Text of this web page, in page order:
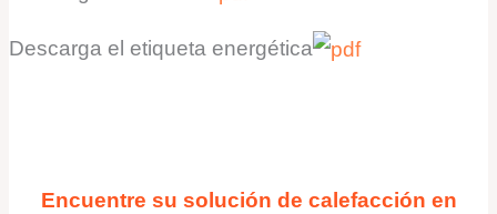
Descarga el etiqueta energética
Encuentre su solución de calefacción en